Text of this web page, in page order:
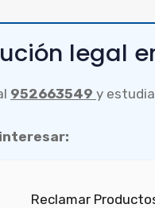
legal
952663549 y
Reclamar